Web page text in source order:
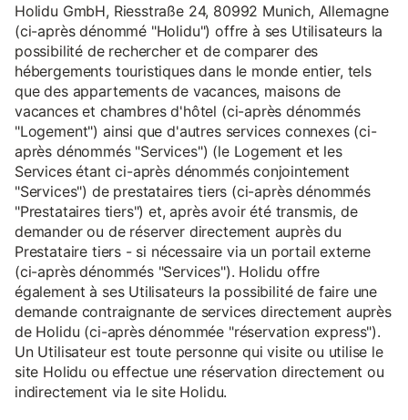
Holidu GmbH, Riesstraße 24, 80992 Munich, Allemagne
(ci-après dénommé "Holidu") offre à ses Utilisateurs la
possibilité de rechercher et de comparer des
hébergements touristiques dans le monde entier, tels
que des appartements de vacances, maisons de
vacances et chambres d'hôtel (ci-après dénommés
"Logement") ainsi que d'autres services connexes (ci-
après dénommés "Services") (le Logement et les
Services étant ci-après dénommés conjointement
"Services") de prestataires tiers (ci-après dénommés
"Prestataires tiers") et, après avoir été transmis, de
demander ou de réserver directement auprès du
Prestataire tiers - si nécessaire via un portail externe
(ci-après dénommés "Services"). Holidu offre
également à ses Utilisateurs la possibilité de faire une
demande contraignante de services directement auprès
de Holidu (ci-après dénommée "réservation express").
Un Utilisateur est toute personne qui visite ou utilise le
site Holidu ou effectue une réservation directement ou
indirectement via le site Holidu.